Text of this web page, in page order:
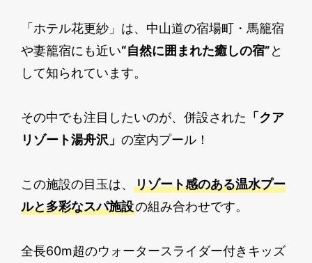
「ホテル花更紗」は、中山道の宿場町・馬籠宿
や妻籠宿にも近い“自然に囲まれた癒しの宿”と
して知られています。
その中でも注目したいのが、併設された 「クア
リゾート湯舟沢」 の室内プール！
この施設の目玉は、 リゾート感のある温水プー
ルと多彩なスパ施設の組み合わせです。
全長60m超のウォータースライダー付きキッズ